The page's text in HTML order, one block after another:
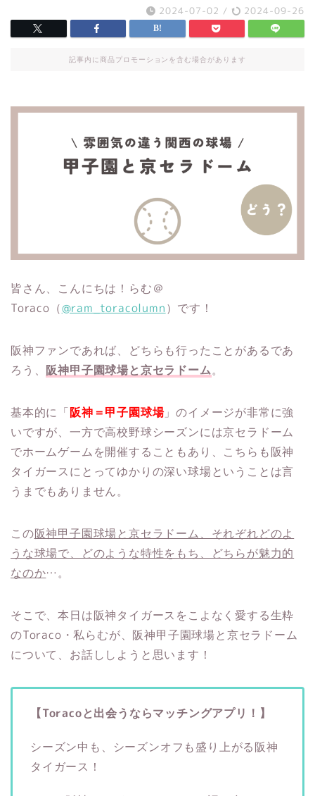
2024-07-02 / 2024-09-26
記事内に商品プロモーションを含む場合があります
皆さん、こんにちは！らむ＠
Toraco（@ram_toracolumn）です！
阪神ファンであれば、どちらも行ったことがあるであ
ろう、 阪神甲子園球場と京セラドーム。
基本的に「阪神＝甲子園球場」のイメージが非常に強
いですが、一方で高校野球シーズンには京セラドーム
でホームゲームを開催することもあり、こちらも阪神
タイガースにとってゆかりの深い球場ということは言
うまでもありません。
この阪神甲子園球場と京セラドーム、それぞれどのよ
うな球場で、どのような特性をもち、どちらが魅力的
なのか…。
そこで、本日は阪神タイガースをこよなく愛する生粋
のToraco・私らむが、阪神甲子園球場と京セラドーム
について、お話ししようと思います！
【Toracoと出会うならマッチングアプリ！】
シーズン中も、シーズンオフも盛り上がる阪神
タイガース！